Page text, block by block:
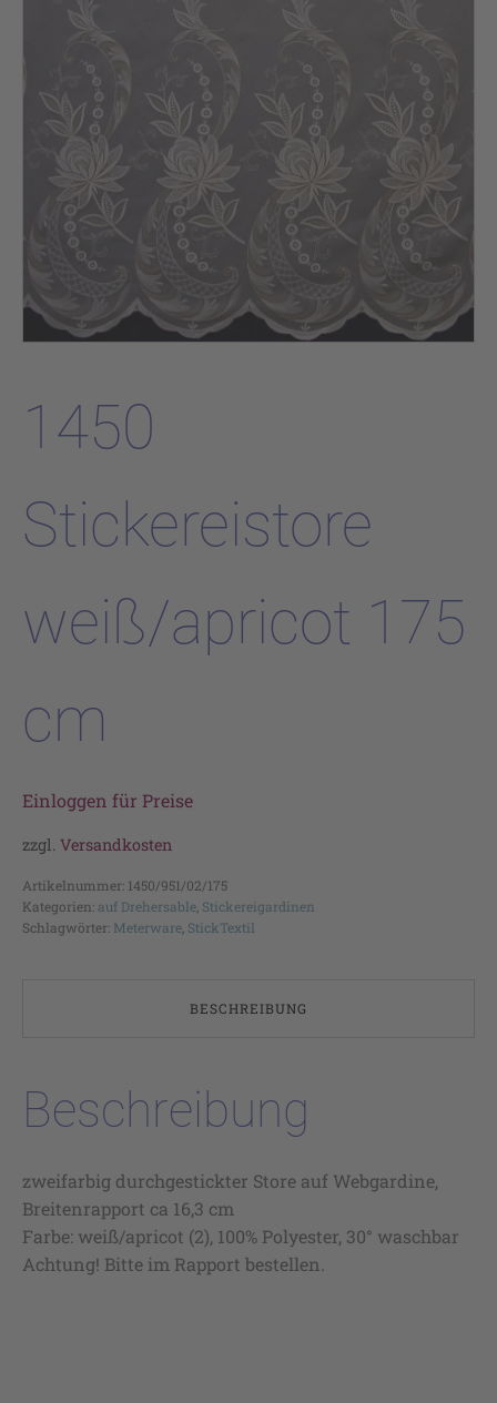
1450
Stickereistore
weiß/apricot 175
cm
Einloggen für Preise
zzgl. Versandkosten
Artikelnummer: 1450/951/02/175
Kategorien: auf Drehersable Stickereigardinen
Schlagwörter: Meterware StickTextil
BESCHREIBUNG
Beschreibung
zweifarbig durchgestickter Store auf Webgardine,
Breitenrapport ca 16,3 cm
Farbe: weiß/apricot (2), 100% Polyester, 30° waschbar
Achtung! Bitte im Rapport bestellen.